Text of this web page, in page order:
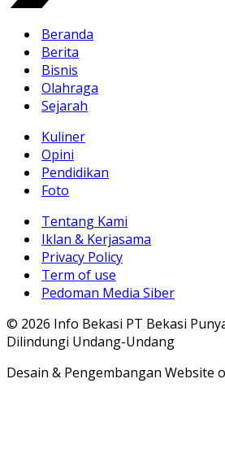
Beranda
Berita
Bisnis
Olahraga
Sejarah
Kuliner
Opini
Pendidikan
Foto
Tentang Kami
Iklan & Kerjasama
Privacy Policy
Term of use
Pedoman Media Siber
© 2026 Info Bekasi PT Bekasi
Dilindungi Undang-Undang
Desain & Pengembangan Website